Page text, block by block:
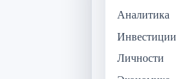
Аналитика
Инвестиции
Личности